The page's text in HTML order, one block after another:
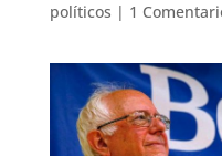
políticos | 1